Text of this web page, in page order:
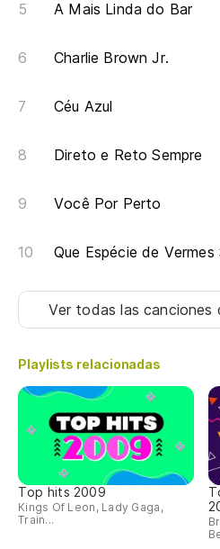
A Mais Linda do Bar
Charlie Brown Jr.
Céu Azul
Direto e Reto Sempre
Você Por Perto
Que Espécie de
Ver todas las canciones
Playlists relacionadas
Top hits 2009
Kings Of Leon, Lady Gaga,
Train...